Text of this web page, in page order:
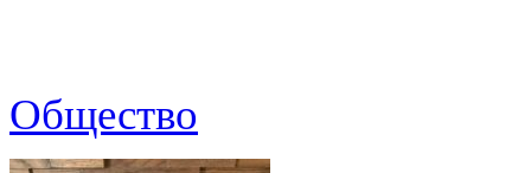
Общество